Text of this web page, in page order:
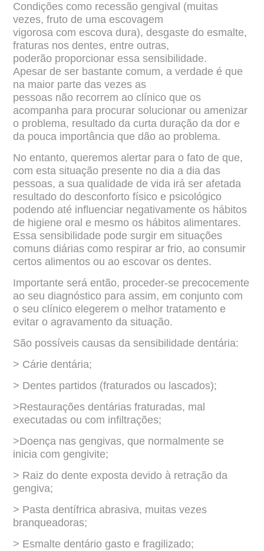
Condições como recessão gengival (muitas
vezes, fruto de uma escovagem
vigorosa com escova dura), desgaste do esmalte,
fraturas nos dentes, entre outras,
poderão proporcionar essa sensibilidade.
Apesar de ser bastante comum, a verdade é que
na maior parte das vezes as
pessoas não recorrem ao clínico que os
acompanha para procurar solucionar ou amenizar
o problema, resultado da curta duração da dor e
da pouca importância que dão ao problema.
No entanto, queremos alertar para o fato de que,
com esta situação presente no dia a diadas
pessoas, a sua qualidade de vida irá ser afetada
resultado do desconforto físico e psicológico
podendo até influenciar negativamente os hábitos
de higiene oral e mesmo os hábitos alimentares.
Essa sensibilidade pode surgir em situações
comuns diárias como respirar ar frio, ao consumir
certos alimentos ou ao escovar os dentes.
Importante será então, proceder-se precocemente
ao seu diagnóstico para assim,em conjunto com
o seu clínico elegerem o melhor tratamento e
evitar o agravamento da situação.
São possíveis causas da sensibilidade dentária:
> Cárie dentária;
> Dentes partidos (fraturados ou lascados);
>Restaurações dentárias fraturadas, mal
executadas ou com infiltrações;
>Doença nas gengivas, que normalmente se
inicia com gengivite;
> Raiz do dente exposta devido à retração da
gengiva;
> Pasta dentífrica abrasiva, muitas vezes
branqueadoras;
> Esmalte dentário gasto e fragilizado;